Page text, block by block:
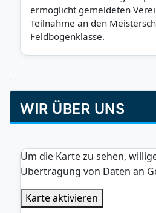
ermöglicht gemeldeten
Teilnahme an den
Feldbogenklasse.
WIR ÜBER UNS
Um die Karte zu sehen,
Übertragung von Daten an
Karte aktivieren